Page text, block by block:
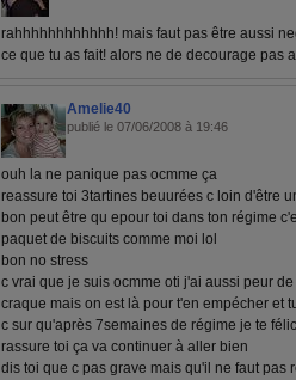
rahhhhhhhhhhhh! mais faut pas être aussi
ce que tu as fait! alors ne de decourage pas
Amelie40
publié le 07/06/2008 à 19:46
ouh la ne panique pas ocmme ça
reassure toi 3tartines beuurées c loin d'être
bon peut être qu epour toi dans ton régime
paquet de biscuits comme moi lol
bon no stress
c vrai que je suis ocmme oti j'ai aussi peur
craque mais on est là pour t'en empécher et
c sur qu'après 7semaines de régime je te
rassure toi ça va continuer à aller bien
dis toi que c pas grave mais qu'il ne faut pas